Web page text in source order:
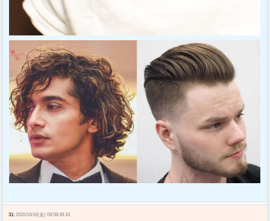
31: 2020/10/16(金) 09:58:39.16